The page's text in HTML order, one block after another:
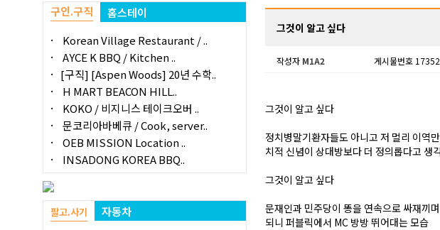
구인.구직
홈스테이
Korean Village Restaurant / ..
AYCE K BBQ / Kitchen ..
[구직] [Aspen Woods] 20년 수학..
H MART BEACON HILL..
KOKO / 비지니스 테이크오버 ..
문코리아바베큐 / Cook, server..
OEB MISSION Location ..
INSADONG KOREA BBQ..
팔고.사기
자동차
그것이 알고 싶다
작성자 M1A2 게시물번호 17352
그것이 알고 싶다
정치병말기환자들도 아니고 저 멀리 이역
치적 신념이 상대방보다 더 정의롭다고 생
그것이 알고 싶다
문재인과 민주당이 똥을 연속으로 싸재끼
되니 퍼블릭에서 MC 방방 뛰어대는 모습